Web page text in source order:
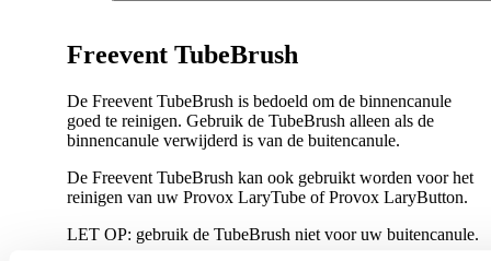
Freevent TubeBrush
De Freevent TubeBrush is bedoeld om de binnencanule
goed te reinigen. Gebruik de TubeBrush alleen als de
binnencanule verwijderd is van de buitencanule.
De Freevent TubeBrush kan ook gebruikt worden voor het
reinigen van uw Provox LaryTube of Provox LaryButton.
LET OP: gebruik de TubeBrush niet voor uw buitencanule.